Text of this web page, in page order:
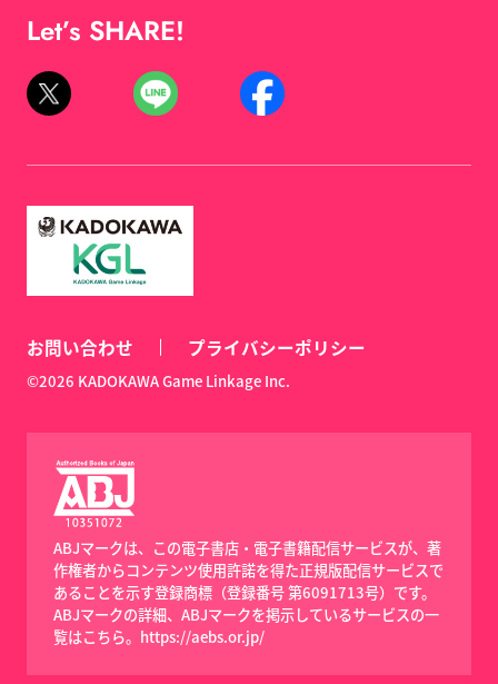
Let’s SHARE!
お問い合わせ プライバシーポリシー
©2026 KADOKAWA Game Linkage Inc.
ABJマークは、この電子書店・電子書籍配信サービスが、著
作権者からコンテンツ使用許諾を得た正規版配信サービスで
あることを示す登録商標（登録番号 第6091713号）です。
ABJマークの詳細、ABJマークを掲示しているサービスの一
覧はこちら。 https://aebs.or.jp/